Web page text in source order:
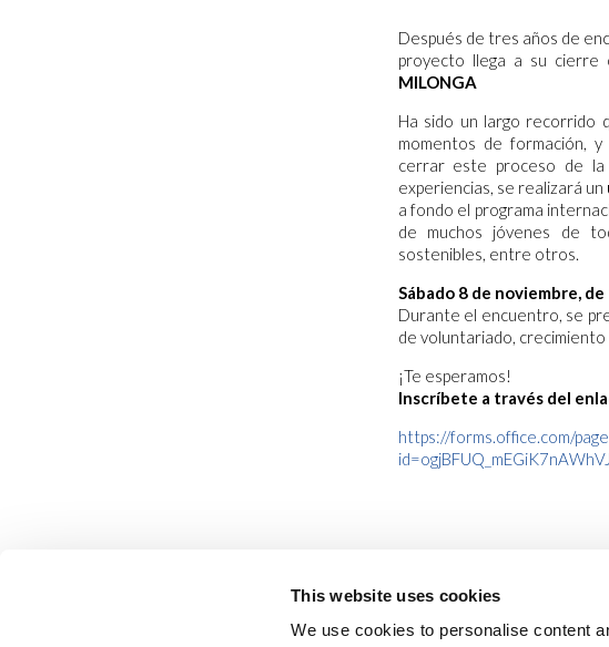
This website uses cookies
We use cookies to personalise content
Después de tres años de
proyecto llega a su cierre
MILONGA
Ha sido un largo recorrido
momentos de formación,
cerrar este proceso de la
experiencias, se realizará un
a fondo el programa
de muchos jóvenes de
sostenibles, entre otros.
Sábado 8 de noviembre,
Durante el encuentro, se
de voluntariado, crecimiento
¡Te esperamos!
Inscríbete a través del
https://forms.office.com/